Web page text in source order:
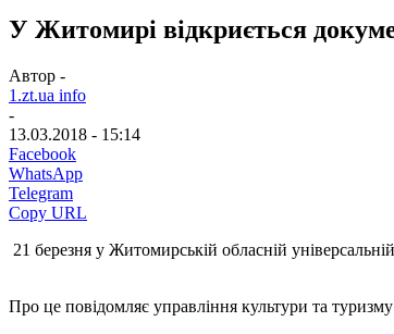
У Житомирі відкриється
Автор -
1.zt.ua info
-
13.03.2018 - 15:14
Facebook
WhatsApp
Telegram
Copy URL
21 березня у Житомирській обласній
Про це повідомляє управління культури та